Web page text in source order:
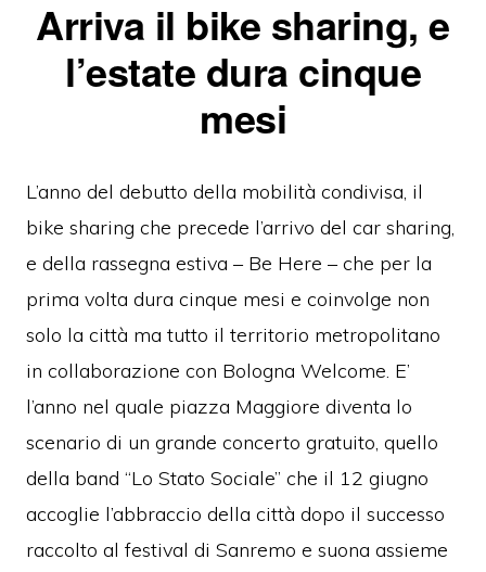
Arriva il bike sharing, e
l’estate dura cinque
mesi
L’anno del debutto della mobilità condivisa, il
bike sharing che precede l’arrivo del car sharing,
e della rassegna estiva – Be Here – che per la
prima volta dura cinque mesi e coinvolge non
solo la città ma tutto il territorio metropolitano
in collaborazione con Bologna Welcome. E’
l’anno nel quale piazza Maggiore diventa lo
scenario di un grande concerto gratuito, quello
della band “Lo Stato Sociale” che il 12 giugno
accoglie l’abbraccio della città dopo il successo
raccolto al festival di Sanremo e suona assieme